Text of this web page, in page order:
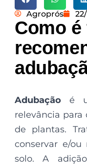
Agroprós
Como
Adubação é
relevância
de plantas.
conservar e/
solo. A